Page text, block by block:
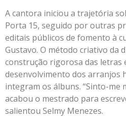
A cantora iniciou a trajetória
Porta 15, seguido por outras
editais públicos de fomento à
Gustavo. O método criativo da
construção rigorosa das letras
desenvolvimento dos arranjos
integram os álbuns. “Sinto-me
acabou o mestrado para
salientou Selmy Menezes.